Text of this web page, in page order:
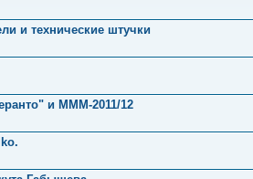
и технические штучки
и MMM-2011/12